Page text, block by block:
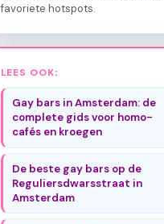
favoriete hotspots.
LEES OOK:
Gay bars in Amsterdam: de
complete gids voor homo-
cafés en kroegen
De beste gay bars op de
Reguliersdwarsstraat in
Amsterdam